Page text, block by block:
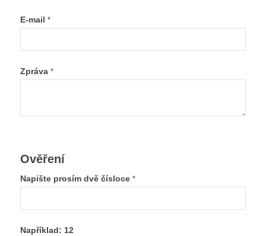
E-mail *
Zpráva *
Ověření
Napište prosím dvě čísloce *
Například: 12